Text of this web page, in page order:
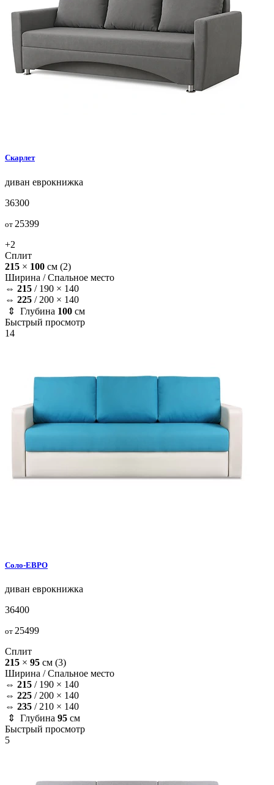
Скарлет
диван еврокнижка
36300
от 25399
+2
Сплит
215 × 100 см (2)
Ширина /Спальное место
⇔ 215 / 190 × 140
⇔ 225 / 200 × 140
⇕ Глубина 100 см
Быстрый просмотр
14
Соло-ЕВРО
диван еврокнижка
36400
от 25499
Сплит
215 × 95 см (3)
Ширина /Спальное место
⇔ 215 / 190 × 140
⇔ 225 / 200 × 140
⇔ 235 / 210 × 140
⇕ Глубина 95 см
Быстрый просмотр
5